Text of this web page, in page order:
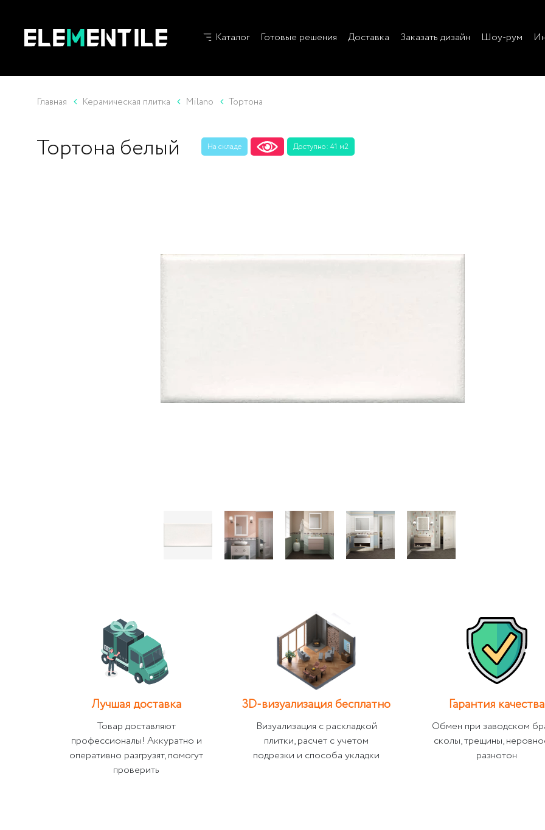
Каталог Готовые решения Доставка Заказать дизайн Шоу-рум
Главная Керамическая плитка Milano Тортона
Тортона белый На складе Доступно: 41 м2
Лучшая доставка
Товар доставляют
профессионалы! Аккуратно и
оперативно разгрузят, помогут
проверить
3D-визуализация бесплатно
Визуализация с раскладкой
плитки, расчет с учетом
подрезки и способа укладки
Гарантия качества
Обмен при заводском
сколы, трещины,
разнотон